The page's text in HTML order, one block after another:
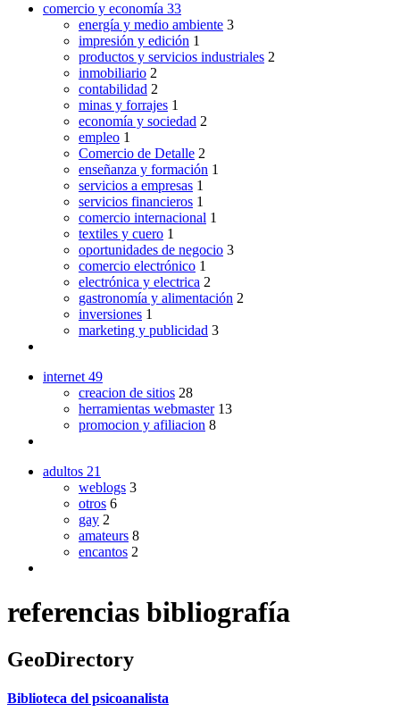
comercio y economía 33
energía y medio ambiente 3
impresión y edición 1
productos y servicios industriales 2
inmobiliario 2
contabilidad 2
minas y forrajes 1
economía y sociedad 2
empleo 1
Comercio de Detalle 2
enseñanza y formación 1
servicios a empresas 1
servicios financieros 1
comercio internacional 1
textiles y cuero 1
oportunidades de negocio 3
comercio electrónico 1
electrónica y electrica 2
gastronomía y alimentación 2
inversiones 1
marketing y publicidad 3
internet 49
creacion de sitios 28
herramientas webmaster 13
promocion y afiliacion 8
adultos 21
weblogs 3
otros 6
gay 2
amateurs 8
encantos 2
referencias bibliografía
GeoDirectory
Biblioteca del psicoanalista